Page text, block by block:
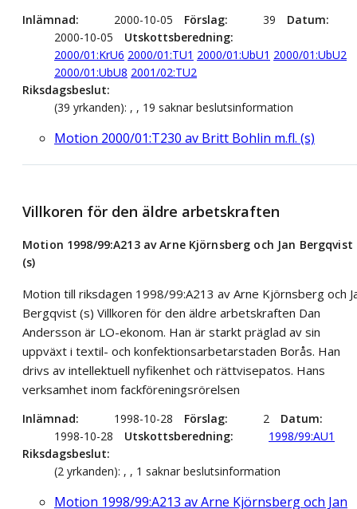
Inlämnad 2000-10-05 Förslag 39
Datum
2000-10-05
Utskottsberedning
2000/01:KrU6 2000/01:TU1 2000/01:UbU1 2000/01:UbU2
2000/01:UbU8 2001/02:TU2
Riksdagsbeslut
(39 yrkanden): , , 19 saknar beslutsinformation
Motion 2000/01:T230 av Britt Bohlin m.fl. (s)
Villkoren för den äldre arbetskraften
Motion 1998/99:A213 av Arne Kjörnsberg och Jan Bergqvist
(s)
Motion till riksdagen 1998/99:A213 av Arne Kjörnsberg och
Bergqvist (s) Villkoren för den äldre arbetskraften Dan
Andersson är LO-ekonom. Han är starkt präglad av sin
uppväxt i textil- och konfektionsarbetarstaden Borås. Han
drivs av intellektuell nyfikenhet och rättvisepatos. Hans
verksamhet inom fackföreningsrörelsen
Inlämnad 1998-10-28 Förslag 2
Datum
1998-10-28
Utskottsberedning
1998/99:AU1
Riksdagsbeslut
(2 yrkanden): , , 1 saknar beslutsinformation
Motion 1998/99:A213 av Arne Kjörnsberg och Jan